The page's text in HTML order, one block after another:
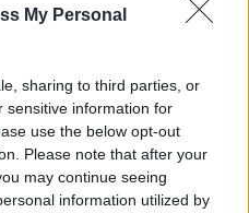
My Personal
sharing to third parties, or
sensitive information for
use the below opt-out
Please note that after your
may continue seeing
information utilized by